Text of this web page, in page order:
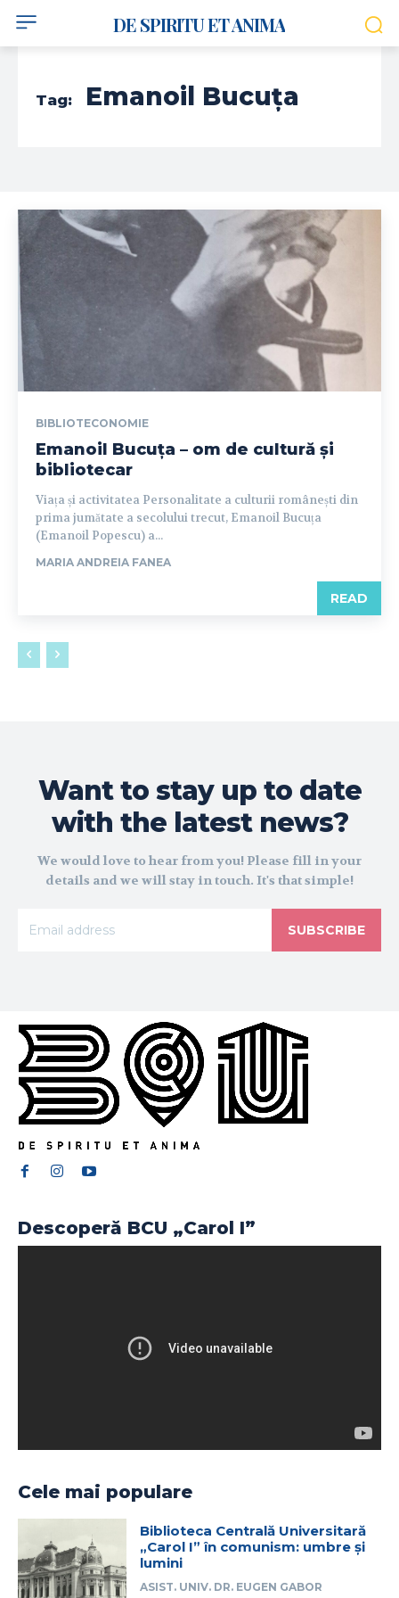
DE SPIRITU ET ANIMA
Tag: Emanoil Bucuța
BIBLIOTECONOMIE
Emanoil Bucuța – om de cultură și
bibliotecar
Viața și activitatea Personalitate a culturii românești din
prima jumătate a secolului trecut, Emanoil Bucuța
(Emanoil Popescu) a...
MARIA ANDREIA FANEA
READ
Want to stay up to date
with the latest news?
We would love to hear from you! Please fill in your
details and we will stay in touch. It's that simple!
SUBSCRIBE
Descoperă BCU „Carol I”
Cele mai populare
Biblioteca Centrală Universitară
„Carol I” în comunism: umbre și
lumini
ASIST. UNIV. DR. EUGEN GABOR